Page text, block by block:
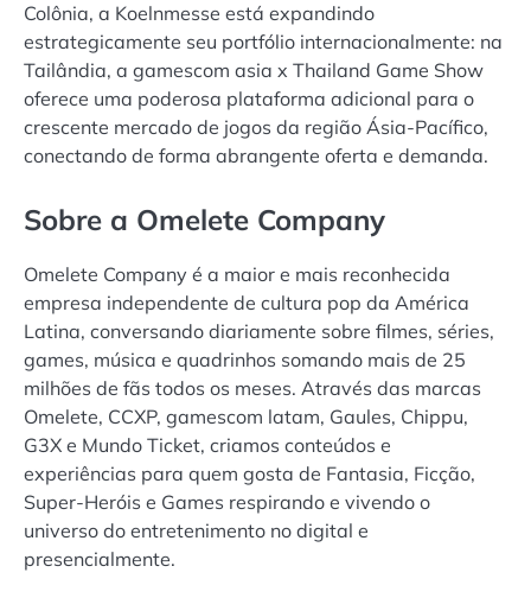
Colônia, a Koelnmesse está expandindo
estrategicamente seu portfólio internacionalmente: na
Tailândia, a gamescom asia x Thailand Game Show
oferece uma poderosa plataforma adicional para o
crescente mercado de jogos da região Ásia-Pacífico,
conectando de forma abrangente oferta e demanda.
Sobre a Omelete Company
Omelete Company é a maior e mais reconhecida
empresa independente de cultura pop da América
Latina, conversando diariamente sobre filmes, séries,
games, música e quadrinhos somando mais de 25
milhões de fãs todos os meses. Através das marcas
Omelete, CCXP, gamescom latam, Gaules, Chippu,
G3X e Mundo Ticket, criamos conteúdos e
experiências para quem gosta de Fantasia, Ficção,
Super-Heróis e Games respirando e vivendo o
universo do entretenimento no digital e
presencialmente.